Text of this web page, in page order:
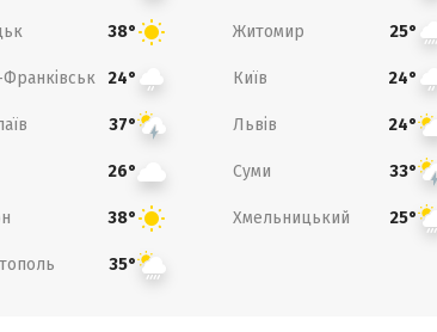
38° Житомир 25°
Франківськ 24° Київ 24°
37° Львів 24°
26° Суми 33°
38° Хмельницький 25°
35°